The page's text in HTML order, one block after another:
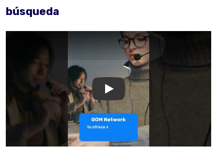
búsqueda
GOM Network